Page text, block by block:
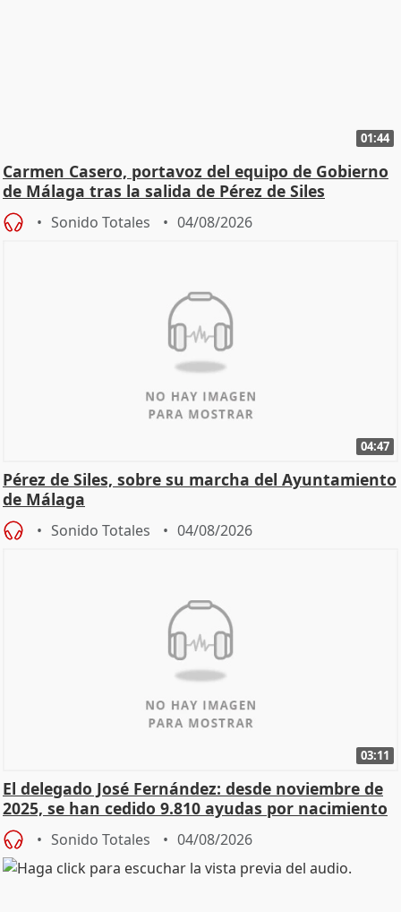
01:44
Carmen Casero, portavoz del equipo de Gobierno
de Málaga tras la salida de Pérez de Siles
Sonido Totales 04/08/2026
04:47
Pérez de Siles, sobre su marcha del Ayuntamiento
de Málaga
Sonido Totales 04/08/2026
03:11
El delegado José Fernández: desde noviembre de
2025, se han cedido 9.810 ayudas por nacimiento
Sonido Totales 04/08/2026